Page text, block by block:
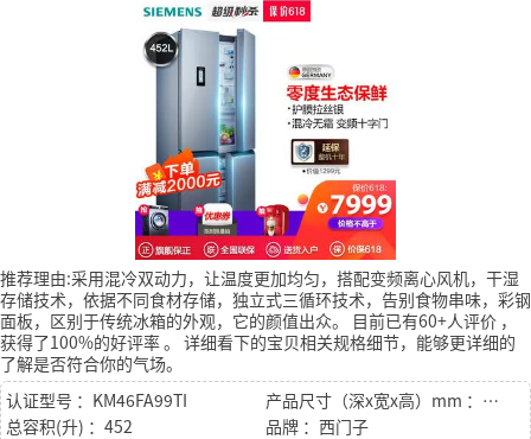
推荐理由:采用混冷双动力，让温度更加均匀，搭配变频离心风机，干湿
存储技术，依据不同食材存储，独立式三循环技术，告别食物串味，彩钢
面板，区别于传统冰箱的外观，它的颜值出众。
目前已有60+人评价 ，
获得了100%的好评率。 详细看下的宝贝相关规格细节，能够更详细的
了解是否符合你的气场。
认证型号 ：KM46FA99TI
产品尺寸（深x宽x高）mm ：715x752x1911mm
总容积(升) ：452
品牌 ：西门子